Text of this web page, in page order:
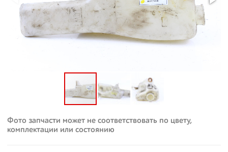
Фото запчасти может не соответствовать по цвету,
комплектации или состоянию